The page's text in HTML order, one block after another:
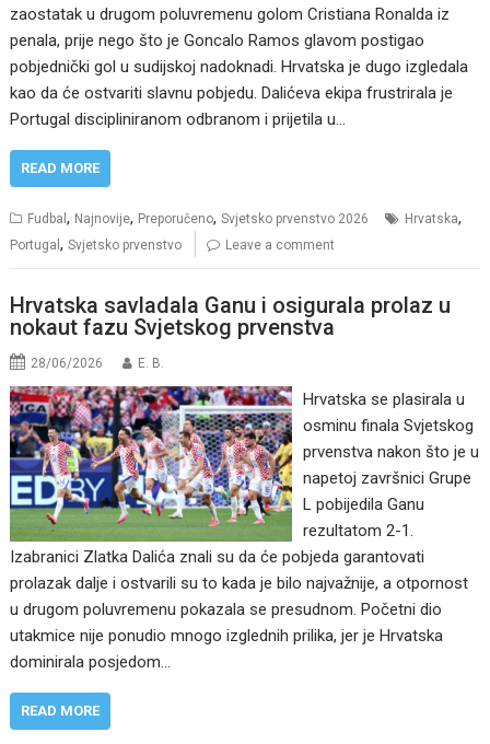
zaostatak u drugom poluvremenu golom Cristiana Ronalda iz
penala, prije nego što je Goncalo Ramos glavom postigao
pobjednički gol u sudijskoj nadoknadi. Hrvatska je dugo izgledala
kao da će ostvariti slavnu pobjedu. Dalićeva ekipa frustrirala je
Portugal discipliniranom odbranom i prijetila u…
READ MORE
Fudbal, Najnovije, Preporučeno,Svjetsko prvenstvo 2026 Hrvatska,
Portugal,Svjetsko prvenstvo Leave a comment
Hrvatska savladala Ganu i osigurala prolaz u
nokaut fazu Svjetskog prvenstva
28/06/2026 E. B.
Hrvatska se plasirala u
osminu finala Svjetskog
prvenstva nakon što je u
napetoj završnici Grupe
L pobijedila Ganu
rezultatom 2-1.
Izabranici Zlatka Dalića znali su da će pobjeda garantovati
prolazak dalje i ostvarili su to kada je bilo najvažnije, a otpornost
u drugom poluvremenu pokazala se presudnom. Početni dio
utakmice nije ponudio mnogo izglednih prilika, jer je Hrvatska
dominirala posjedom…
READ MORE